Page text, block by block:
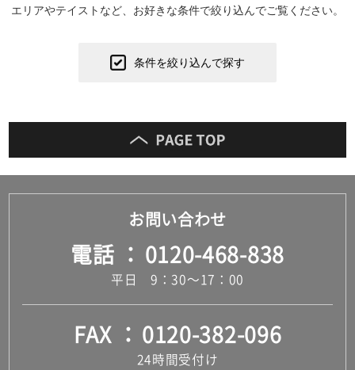
エリアやテイストなど、お好きな条件で絞り込んでご覧ください。
条件を絞り込んで探す
お問い合わせ
電話 0120-468-838
平日 9：30～17：00
FAX 0120-382-096
24時間受付け